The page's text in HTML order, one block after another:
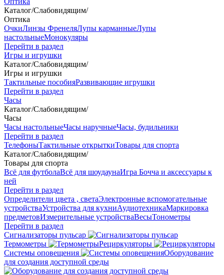
Каталог/Слабовидящим/
Оптика
ОчкиЛинзы ФренеляЛупы карманныеЛупы
настольныеМонокуляры
Перейти в раздел
Игры и игрушки
Каталог/Слабовидящим/
Игры и игрушки
Тактильные пособияРазвивающие игрушки
Перейти в раздел
Часы
Каталог/Слабовидящим/
Часы
Часы настольныеЧасы наручныеЧасы, будильники
Перейти в раздел
ТелефоныТактильные открыткиТовары для спорта
Каталог/Слабовидящим/
Товары для спорта
Всё для футболаВсё для шоудаунаИгра Бочча и аксессуары к
ней
Перейти в раздел
Определители цвета , светаЭлектронные вспомогательные
устройстваУстройства для кухниАудиотехникаМаркировка
предметовИзмерительные устройстваВесыТонометры
Перейти в раздел
Сигнализаторы пульсар
Термометры
Рециркуляторы
Cистемы оповещения
Оборудование
для создания доступной среды